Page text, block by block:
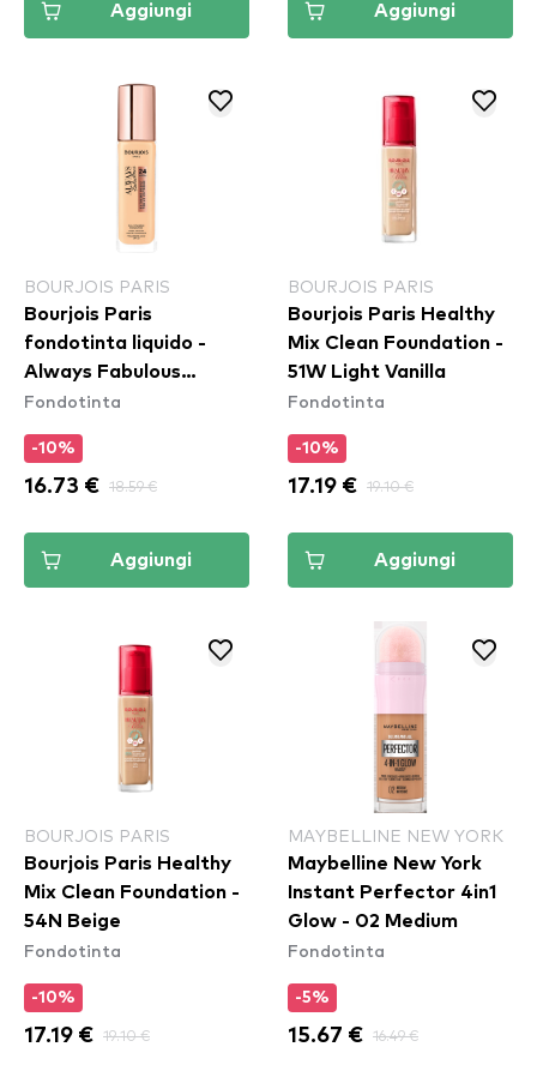
Aggiungi Aggiungi
BOURJOIS PARIS
Bourjois Paris
fondotinta liquido -
Always Fabulous
Foundation - 120 Light
Fondotinta
-10%
16.73 € 18.59 €
Aggiungi
BOURJOIS PARIS
Bourjois Paris Healthy
Mix Clean Foundation -
51W Light Vanilla
Fondotinta
-10%
17.19 € 19.10 €
Aggiungi
BOURJOIS PARIS
Bourjois Paris Healthy
Mix Clean Foundation -
54N Beige
Fondotinta
-10%
17.19 € 19.10 €
MAYBELLINE NEW YORK
Maybelline New York
Instant Perfector 4in1
Glow - 02 Medium
Fondotinta
-5%
15.67 € 16.49 €